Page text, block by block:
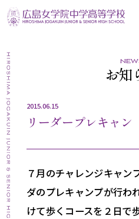
お知
2015.06.15
リーダープレキャン
７月のチャレンジキャン
ダのプレキャンプが行わ
けて歩くコースを２日で